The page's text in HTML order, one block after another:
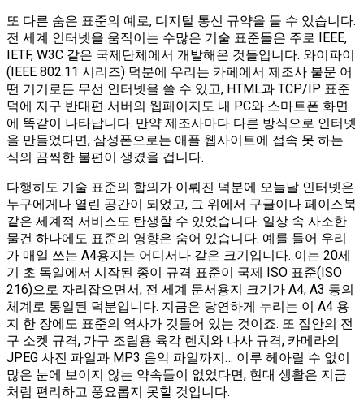
또 다른 숨은 표준의 예로, 디지털 통신 규약을 들 수 있습니다.
전 세계 인터넷을 움직이는 수많은 기술 표준들은 주로 IEEE,
IETF, W3C 같은 국제단체에서 개발해온 것들입니다. 와이파이
(IEEE 802.11 시리즈) 덕분에 우리는 카페에서 제조사 불문 어
떤 기기로든 무선 인터넷을 쓸 수 있고, HTML과 TCP/IP 표준
덕에 지구 반대편 서버의 웹페이지도 내 PC와 스마트폰 화면
에 똑같이 나타납니다. 만약 제조사마다 다른 방식으로 인터넷
을 만들었다면, 삼성폰으로는 애플 웹사이트에 접속 못 하는
식의 끔찍한 불편이 생겼을 겁니다.
다행히도 기술 표준의 합의가 이뤄진 덕분에 오늘날 인터넷은
누구에게나 열린 공간이 되었고, 그 위에서 구글이나 페이스북
같은 세계적 서비스도 탄생할 수 있었습니다. 일상 속 사소한
물건 하나에도 표준의 영향은 숨어 있습니다. 예를 들어 우리
가 매일 쓰는 A4용지는 어디서나 같은 크기입니다. 이는 20세
기 초 독일에서 시작된 종이 규격 표준이 국제 ISO 표준(ISO
216)으로 자리잡으면서, 전 세계 문서용지 크기가 A4, A3 등의
체계로 통일된 덕분입니다. 지금은 당연하게 누리는 이 A4 용
지 한 장에도 표준의 역사가 깃들어 있는 것이죠. 또 집안의 전
구 소켓 규격, 가구 조립용 육각 렌치와 나사 규격, 카메라의
JPEG 사진 파일과 MP3 음악 파일까지… 이루 헤아릴 수 없이
많은 눈에 보이지 않는 약속들이 없었다면, 현대 생활은 지금
처럼 편리하고 풍요롭지 못할 것입니다.